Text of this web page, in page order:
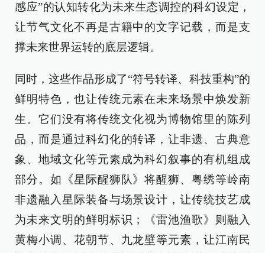
感应”的认知转化为未来生态调控的科幻设定，
让节气文化不再是古籍中的文字记载，而是支
撑未来世界运转的底层逻辑。
同时，这些作品形成了“符号转译、科技重构”的
鲜明特色，也让传统元素在未来场景中焕发新
生。它们没有将传统文化视为博物馆里的陈列
品，而是通过科幻化的转译，让非遗、古典意
象、地域文化等元素成为科幻叙事的有机组成
部分。如《星际醒狮队》将醒狮、粤绣等岭南
非遗融入星际装备与场景设计，让传统技艺成
为未来文明的鲜明标识；《雷池渔歌》则融入
黄梅小调、花朝节、九龙壁等元素，让江南民